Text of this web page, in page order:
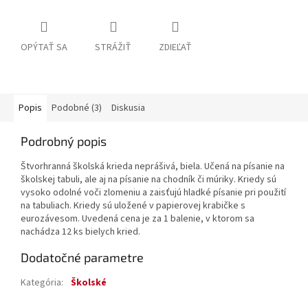
OPÝTAŤ SA STRÁŽIŤ ZDIEĽAŤ
Popis Podobné (3) Diskusia
Podrobný popis
Štvorhranná školská krieda neprášivá, biela. Učená na písanie na
školskej tabuli, ale aj na písanie na chodník či múriky. Kriedy sú
vysoko odolné voči zlomeniu a zaisťujú hladké písanie pri použití
na tabuliach. Kriedy sú uložené v papierovej krabičke s
eurozávesom. Uvedená cena je za 1 balenie, v ktorom sa
nachádza 12 ks bielych kried.
Dodatočné parametre
Kategória: Školské